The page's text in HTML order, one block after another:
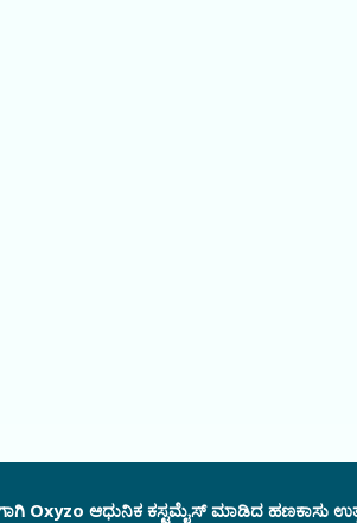
Oxyzo ಆಧುನಿಕ ಕಸ್ಟಮೈಸ್ ಮಾಡಿದ ಹಣಕಾಸು